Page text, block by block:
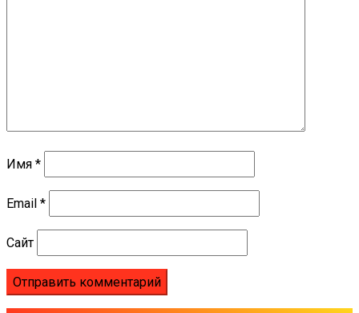
Имя *
Email *
Сайт